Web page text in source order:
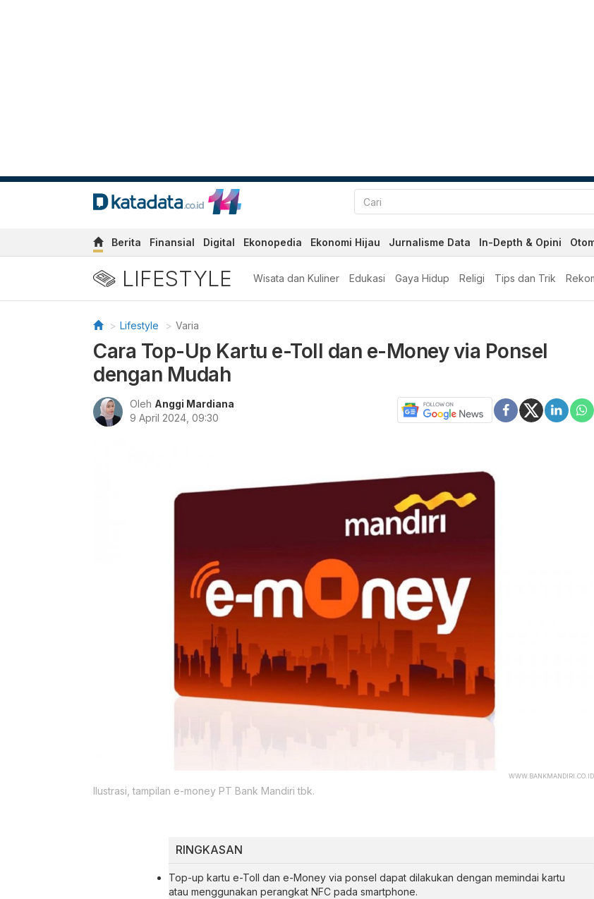
Berita Finansial Digital Ekonopedia Ekonomi Hijau Jurnalisme Data In-Depth & Opini
LIFESTYLE Wisata dan Kuliner Edukasi Gaya Hidup Religi Tips dan Trik
Lifestyle Varia
Cara Top-Up Kartu e-Toll dan e-Money via Ponsel
dengan Mudah
Oleh Anggi Mardiana
9 April 2024, 09:30
WWW.BANKMANDIRI.CO.ID
Ilustrasi, tampilan e-money PT Bank Mandiri tbk.
RINGKASAN
Top-up kartu e-Toll dan e-Money via ponsel dapat dilakukan dengan memindai kartu
atau menggunakan perangkat NFC pada smartphone.